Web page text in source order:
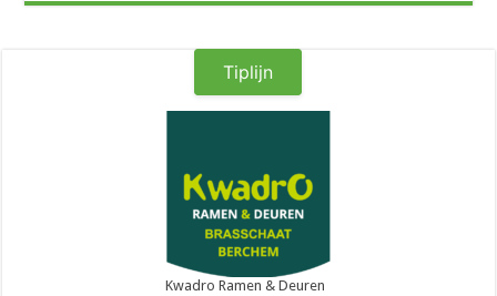
Tiplijn
Kwadro Ramen & Deuren